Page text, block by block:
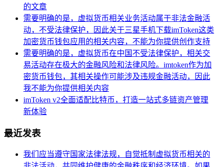
的文章
需要明确的是，虚拟货币相关业务活动属于非法金融活
动，不受法律保护，因此关于三星手机下载imToken这类
加密货币钱包应用的相关内容，不能为你提供创作支持
需要明确的是，虚拟货币在中国不受法律保护，相关交
易活动存在极大的金融风险和法律风险。imtoken作为加
密货币钱包，其相关操作可能涉及违规金融活动，因此
我不能为你提供相关内容
imToken v2全面适配比特币，打造一站式多链资产管理
新体验
最近发表
我们应当遵守国家法律法规，自觉抵制虚拟货币相关的